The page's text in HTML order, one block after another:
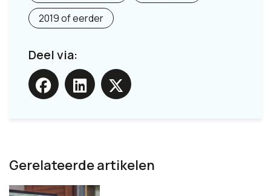
2019 of eerder
Deel via:
Gerelateerde artikelen